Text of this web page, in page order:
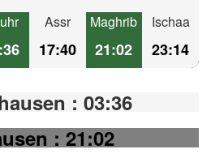
Assr
17:40
Maghrib
21:02
Ischaa
23:14
: 03:36
: 21:02